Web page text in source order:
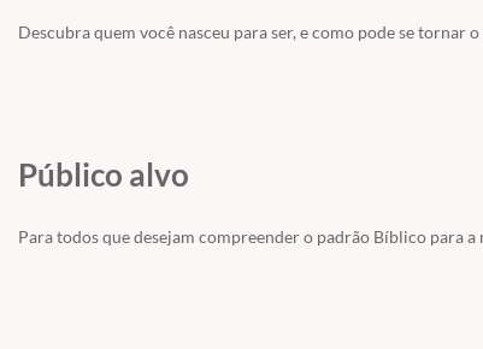
Descubra quem você nasceu para ser, e como pode se tornar
Público alvo
Para todos que desejam compreender o padrão Bíblico para